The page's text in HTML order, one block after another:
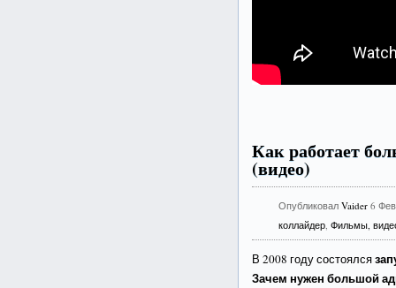
Как работает
(видео)
ОпубликовалVaider 6
коллайдер,Фильмы,
В 2008 году состоялся
Зачем нужен большой